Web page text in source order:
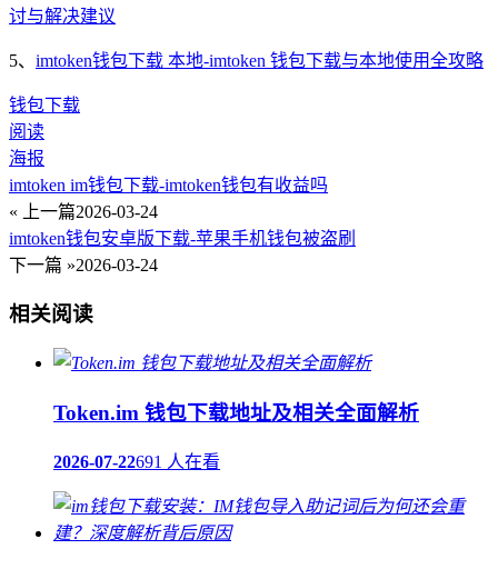
讨与解决建议
5、 imtoken钱包下载 本地-imtoken 钱包下载与本地使用全攻略
钱包下载
阅读
海报
imtoken im钱包下载-imtoken钱包有收益吗
« 上一篇2026-03-24
imtoken钱包安卓版下载-苹果手机钱包被盗刷
下一篇 »2026-03-24
相关阅读
Token.im 钱包下载地址及相关全面解析
2026-07-22691 人在看